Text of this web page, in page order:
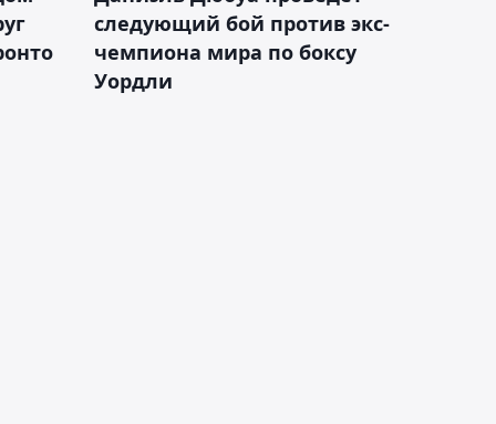
следующий бой против экс-
чемпиона мира по боксу
Уордли